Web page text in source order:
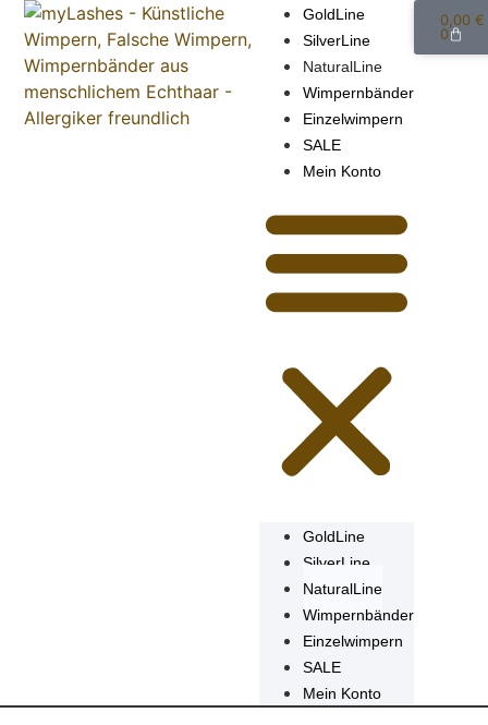
GoldLine
SilverLine
NaturalLine
Wimpernbänder
Einzelwimpern
SALE
Mein Konto
GoldLine
SilverLine
NaturalLine
Wimpernbänder
Einzelwimpern
SALE
Mein Konto
0,00€
0